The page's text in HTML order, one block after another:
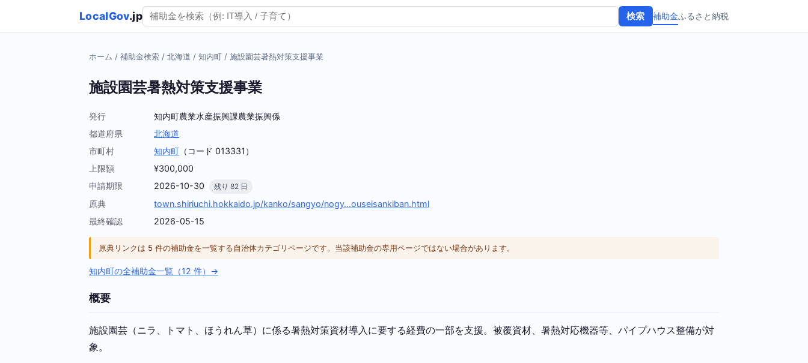
LocalGov.jp 検索 補助金ふるさと納税
ホーム / 補助金検索 / 北海道 / 知内町 / 施設園芸暑熱対策支援事業
施設園芸暑熱対策支援事業
発行
知内町農業水産振興課農業振興係
都道府県
北海道
市町村
知内町 （コード 013331）
上限額
¥300,000
申請期限
2026-10-30 残り 82 日
原典
town.shiriuchi.hokkaido.jp/kanko/sangyo/nogy…ouseisankiban.html
最終確認
2026-05-15
原典リンクは 5 件の補助金を一覧する自治体カテゴリページです。当該補助金の専用ページではない場合があります。
知内町の全補助金一覧（12 件）→
概要
施設園芸（ニラ、トマト、ほうれん草）に係る暑熱対策資材導入に要する経費の一部を支援。被覆資材、暑熱対応機器等、パイプハウス整備が対
象。